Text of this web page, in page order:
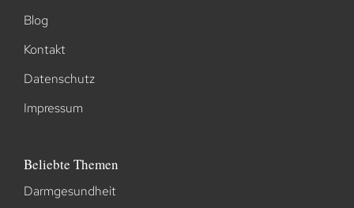
Blog
Kontakt
Datenschutz
Impressum
Beliebte Themen
Darmgesundheit